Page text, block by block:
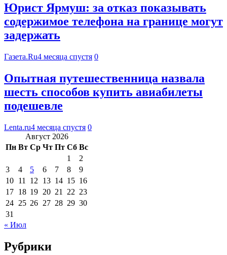
Юрист Ярмуш: за отказ показывать
содержимое телефона на границе могут
задержать
Газета.Ru4 месяца спустя 0
Опытная путешественница назвала
шесть способов купить авиабилеты
подешевле
Lenta.ru4 месяца спустя 0
Август 2026
Пн Вт Ср Чт Пт Сб Вс
1
2
3
4 5 6 7 8
9
10 11 12 13 14 15 16
17 18 19 20 21 22 23
24 25 26 27 28 29 30
31
« Июл
Рубрики